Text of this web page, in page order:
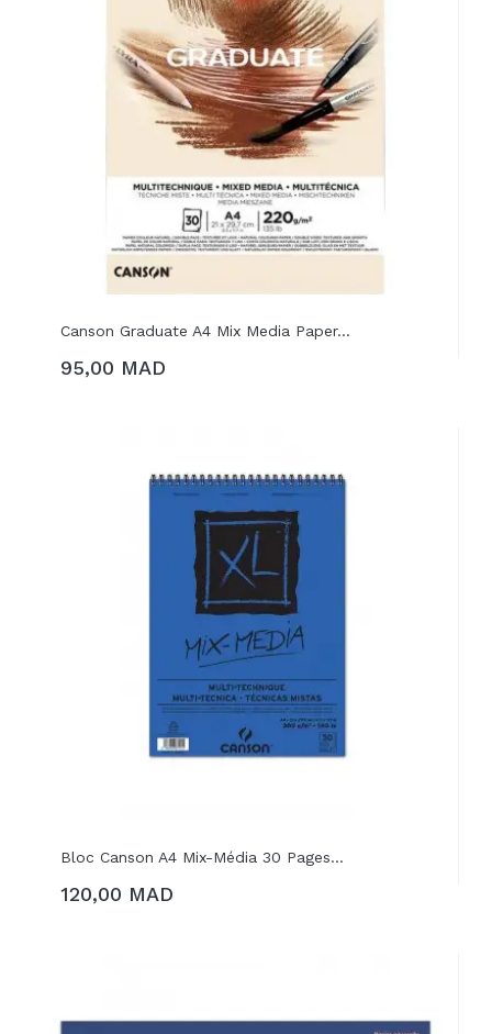
Canson Graduate A4 Mix Media Paper...
AJOUTER AU PANIER
95,00 MAD
Bloc Canson A4 Mix-Média 30 Pages...
120,00 MAD